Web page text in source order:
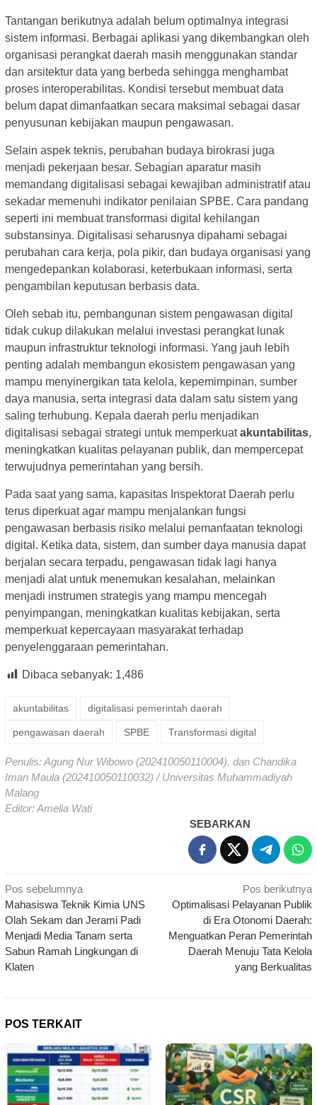
Tantangan berikutnya adalah belum optimalnya integrasi
sistem informasi. Berbagai aplikasi yang dikembangkan oleh
organisasi perangkat daerah masih menggunakan standar
dan arsitektur data yang berbeda sehingga menghambat
proses interoperabilitas. Kondisi tersebut membuat data
belum dapat dimanfaatkan secara maksimal sebagai dasar
penyusunan kebijakan maupun pengawasan.
Selain aspek teknis, perubahan budaya birokrasi juga
menjadi pekerjaan besar. Sebagian aparatur masih
memandang digitalisasi sebagai kewajiban administratif atau
sekadar memenuhi indikator penilaian SPBE. Cara pandang
seperti ini membuat transformasi digital kehilangan
substansinya. Digitalisasi seharusnya dipahami sebagai
perubahan cara kerja, pola pikir, dan budaya organisasi yang
mengedepankan kolaborasi, keterbukaan informasi, serta
pengambilan keputusan berbasis data.
Oleh sebab itu, pembangunan sistem pengawasan digital
tidak cukup dilakukan melalui investasi perangkat lunak
maupun infrastruktur teknologi informasi. Yang jauh lebih
penting adalah membangun ekosistem pengawasan yang
mampu menyinergikan tata kelola, kepemimpinan, sumber
daya manusia, serta integrasi data dalam satu sistem yang
saling terhubung. Kepala daerah perlu menjadikan
digitalisasi sebagai strategi untuk memperkuatakuntabilitas,
meningkatkan kualitas pelayanan publik, dan mempercepat
terwujudnya pemerintahan yang bersih.
Pada saat yang sama, kapasitas Inspektorat Daerah perlu
terus diperkuat agar mampu menjalankan fungsi
pengawasan berbasis risiko melalui pemanfaatan teknologi
digital. Ketika data, sistem, dan sumber daya manusia dapat
berjalan secara terpadu, pengawasan tidak lagi hanya
menjadi alat untuk menemukan kesalahan, melainkan
menjadi instrumen strategis yang mampu mencegah
penyimpangan, meningkatkan kualitas kebijakan, serta
memperkuat kepercayaan masyarakat terhadap
penyelenggaraan pemerintahan.
Dibaca sebanyak: 1,486
akuntabilitas digitalisasi pemerintah daerah
pengawasan daerah SPBE Transformasi digital
Penulis: Agung Nur Wibowo (202410050110004), dan Chandika
Iman Maula (202410050110032) / Universitas Muhammadiyah
Malang
Editor: Amelia Wati
SEBARKAN
Navigasi
pos
Pos sebelumnya
Mahasiswa Teknik Kimia UNS
Olah Sekam dan Jerami Padi
Menjadi Media Tanam serta
Sabun Ramah Lingkungan di
Klaten
Pos berikutnya
Optimalisasi Pelayanan Publik
di Era Otonomi Daerah:
Menguatkan Peran Pemerintah
Daerah Menuju Tata Kelola
yang Berkualitas
POS TERKAIT